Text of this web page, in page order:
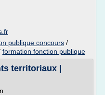
publique concours /
formation fonction publique
territoriaux |